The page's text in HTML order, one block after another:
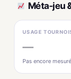
Méta-jeu
USAGE
—
Pas encore mesuré